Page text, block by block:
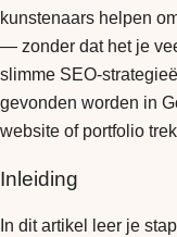
kunstenaars helpen
— zonder dat het je
slimme SEO-
gevonden worden in
website of portfolio
Inleiding
In dit artikel leer je